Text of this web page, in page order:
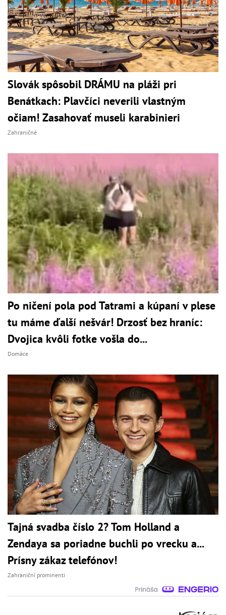
Slovák spôsobil DRÁMU na pláži pri
Benátkach: Plavčíci neverili vlastným
očiam! Zasahovať museli karabinieri
Zahraničné
Po ničení pola pod Tatrami a kúpaní v plese
tu máme ďalší nešvár! Drzosť bez hraníc:
Dvojica kvôli fotke vošla do...
Domáce
Tajná svadba číslo 2? Tom Holland a
Zendaya sa poriadne buchli po vrecku a...
Prísny zákaz telefónov!
Zahraniční prominenti